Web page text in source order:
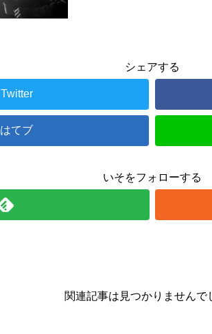
シェアする
Twitter
はてブ
いそをフォローする
関連記事は見つかりませんで